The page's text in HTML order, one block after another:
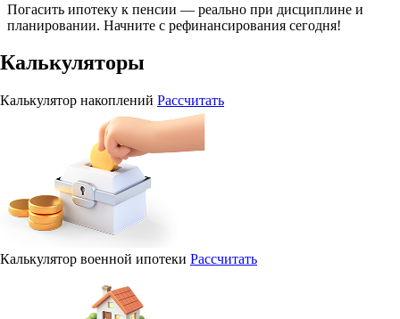
Погасить ипотеку к пенсии — реально при дисциплине и
планировании. Начните с рефинансирования сегодня!
Калькуляторы
Калькулятор накоплений Рассчитать
Калькулятор военной ипотеки Рассчитать